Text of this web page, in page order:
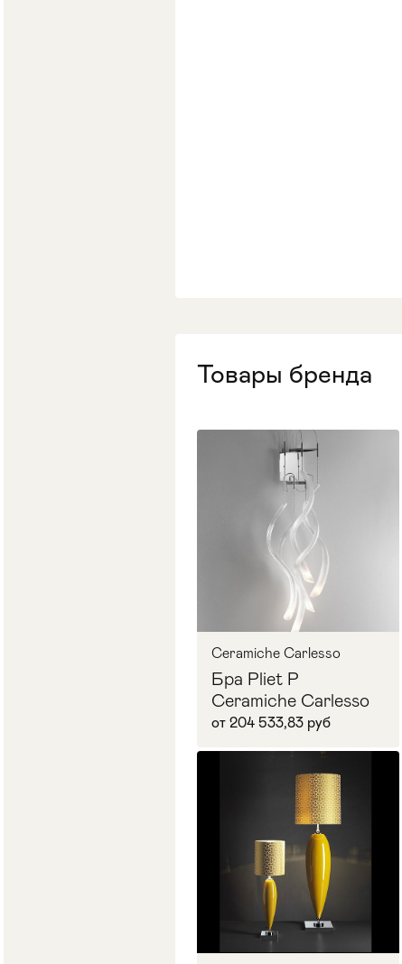
Товары бренда
В корзину
Ceramiche Carlesso
Бра Pliet P
Ceramiche Carlesso
от 204 533,83 руб